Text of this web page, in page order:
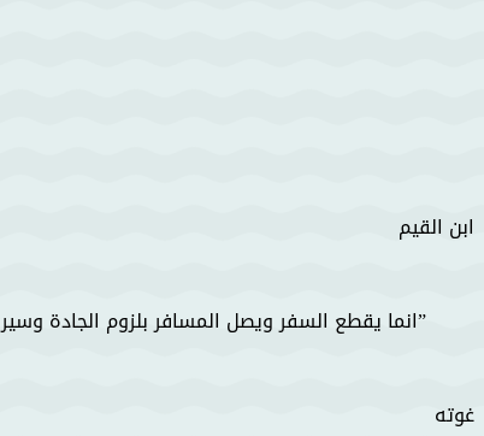
ابن القيم
انما يقطع السفر ويصل المسافر بلزوم الجادة
غوته